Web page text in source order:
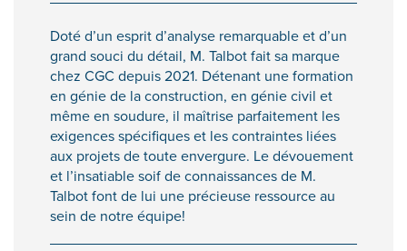
Doté d’un esprit d’analyse remarquable et d’un
grand souci du détail, M. Talbot fait sa marque
chez CGC depuis 2021. Détenant une formation
en génie de la construction, en génie civil et
même en soudure, il maîtrise parfaitement les
exigences spécifiques et les contraintes liées
aux projets de toute envergure. Le dévouement
et l’insatiable soif de connaissances de M.
Talbot font de lui une précieuse ressource au
sein de notre équipe!